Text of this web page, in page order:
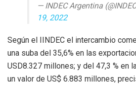
— INDEC Argentina
19, 2022
Según el IINDEC el intercambio
una suba del 35,6% en las
USD8.327 millones; y del 47,3 % en
un valor de US$ 6.883 millones,